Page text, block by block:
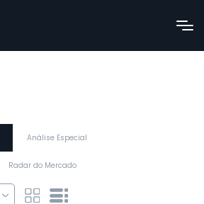
Análise Especial
Radar do Mercado